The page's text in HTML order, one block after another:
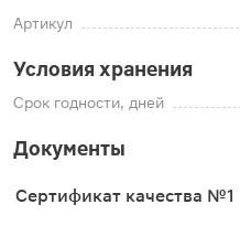
Артикул
Условия хранения
Срок годности, дней
Документы
Сертификат качества №1